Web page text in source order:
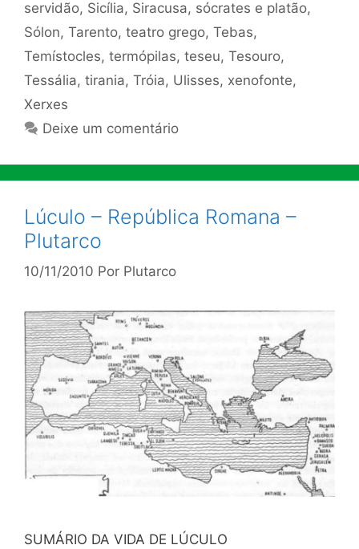
servidão, Sicília, Siracusa, sócrates e platão,
Sólon, Tarento, teatro grego, Tebas,
Temístocles, termópilas, teseu, Tesouro,
Tessália, tirania, Tróia, Ulisses, xenofonte,
Xerxes
Deixe um comentário
Lúculo – República Romana –
Plutarco
10/11/2010 Por Plutarco
SUMÁRIO DA VIDA DE LÚCULO